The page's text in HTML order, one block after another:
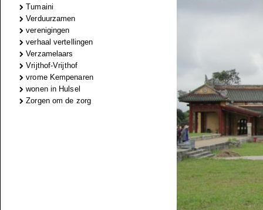
Tumaini
Verduurzamen
verenigingen
verhaal vertellingen
Verzamelaars
Vrijthof-Vrijthof
vrome Kempenaren
wonen in Hulsel
Zorgen om de zorg